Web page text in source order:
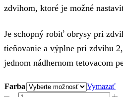
zdvihom, ktoré je možné
Je schopný robiť obrysy pri
tieňovanie a výplne pri zdvihu
jednom nádhernom tetovacom
Farba
Vymazať